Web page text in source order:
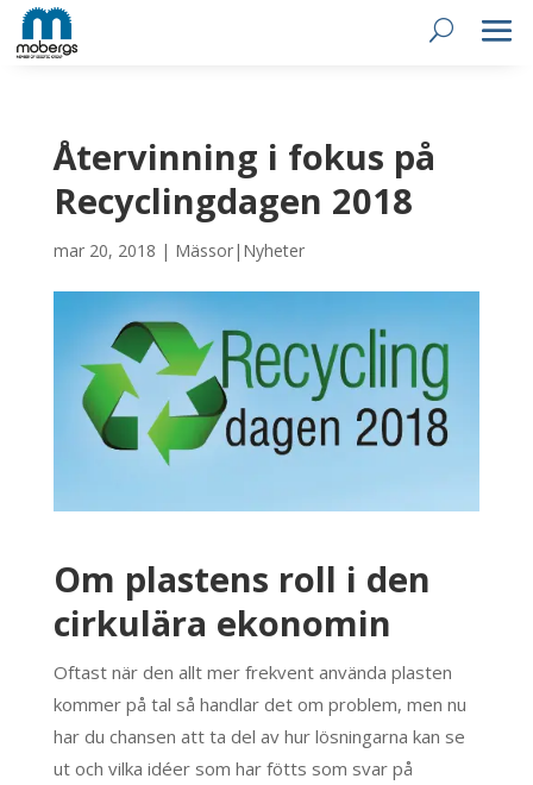
Återvinning i fokus på
Recyclingdagen 2018
mar 20, 2018 | Mässor|Nyheter
Om plastens roll i den
cirkulära ekonomin
Oftast när den allt mer frekvent använda plasten
kommer på tal så handlar det om problem, men nu
har du chansen att ta del av hur lösningarna kan se
ut och vilka idéer som har fötts som svar på